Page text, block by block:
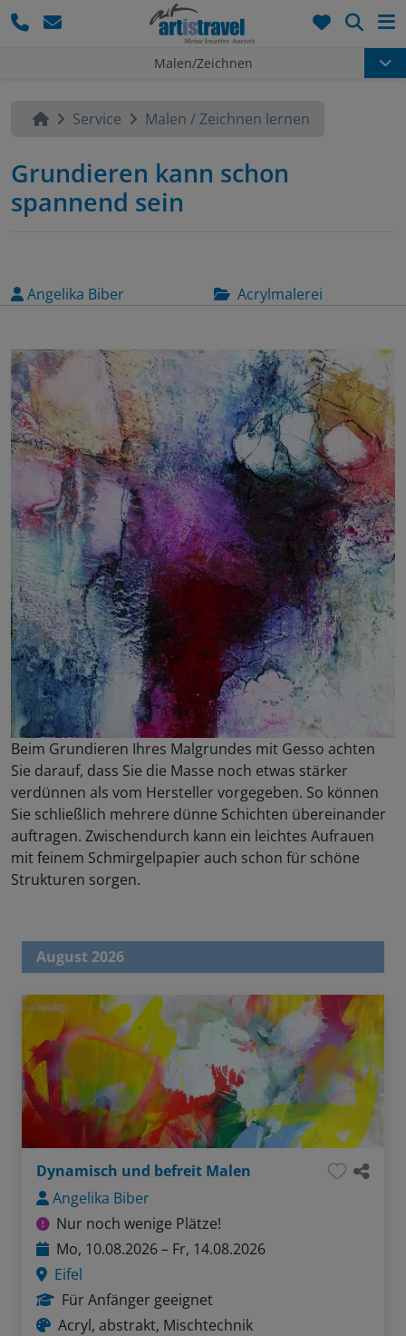
Malen/Zeichnen
Service Malen / Zeichnen lernen
Grundieren kann schon
spannend sein
Angelika Biber Acrylmalerei
Beim Grundieren Ihres Malgrundes mit Gesso achten
Sie darauf, dass Sie die Masse noch etwas stärker
verdünnen als vom Hersteller vorgegeben. So können
Sie schließlich mehrere dünne Schichten übereinander
auftragen. Zwischendurch kann ein leichtes Aufrauen
mit feinem Schmirgelpapier auch schon für schöne
Strukturen sorgen.
August 2026
Dynamisch und befreit Malen
Angelika Biber
Nur noch wenige Plätze!
Mo, 10.08.2026 – Fr, 14.08.2026
Eifel
Für Anfänger geeignet
Acryl, abstrakt, Mischtechnik